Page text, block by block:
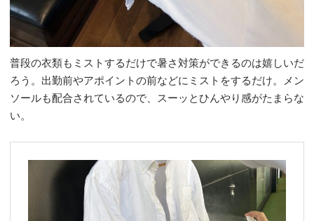
普段の衣類もミストするだけで暑さ対策ができるのは嬉しいだ
ろう。出勤前やアポイントの前などにミストをするだけ。メン
ソールも配合されているので、スーッとひんやり感がたまらな
い。